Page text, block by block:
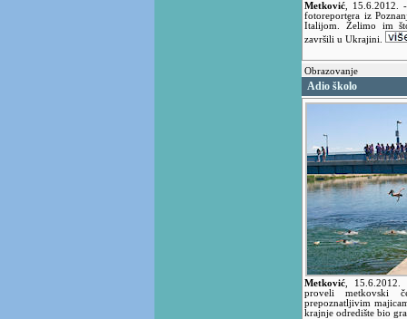
Metković 15.6.2012.
fotoreportera iz
Italijom. Želimo im
završili u Ukrajini.
Obrazovanje
Adio školo
Metković 15.6.2012.
proveli metkovski
prepoznatljivim
krajnje odredište bio